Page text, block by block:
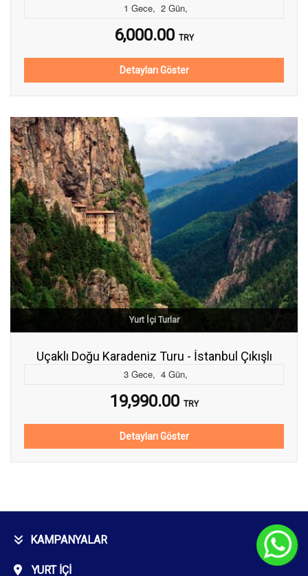
1 Gece, 2 Gün,
6,000.00 TRY
Detayları Göster
Yurt İçi Turlar
Uçaklı Doğu Karadeniz Turu - İstanbul Çıkışlı
3 Gece, 4 Gün,
19,990.00 TRY
Detayları Göster
KAMPANYALAR
YURT İÇI
C